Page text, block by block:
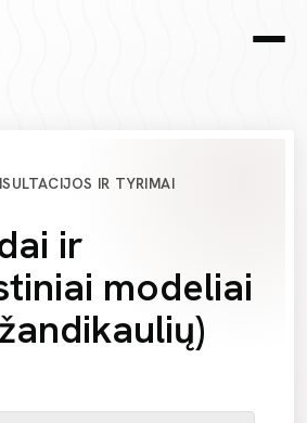
IR TYRIMAI
ir
modeliai